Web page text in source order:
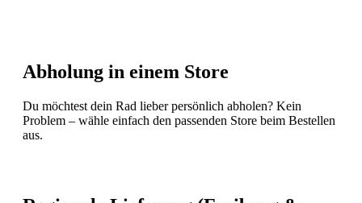
Abholung in einem Store
Du möchtest dein Rad lieber persönlich abholen? Kein
Problem – wähle einfach den passenden Store beim Bestellen
aus.